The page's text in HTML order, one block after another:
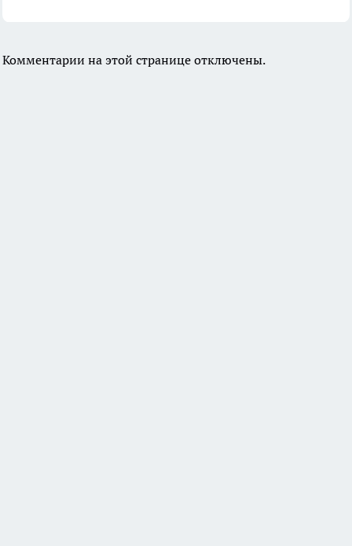
Комментарии на этой странице отключены.